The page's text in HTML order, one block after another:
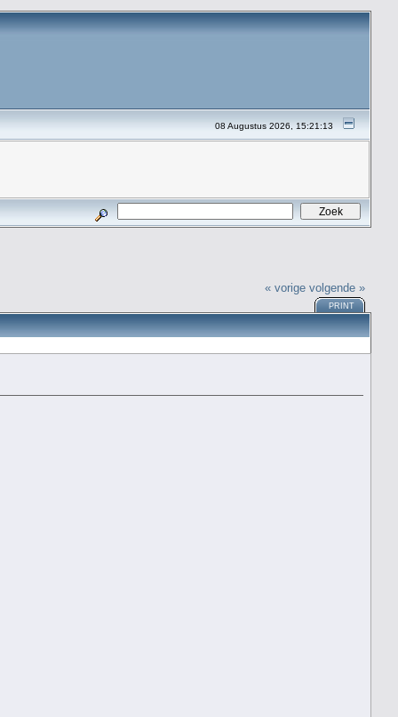
08 Augustus 2026, 15:21:13
« vorige volgende »
PRINT